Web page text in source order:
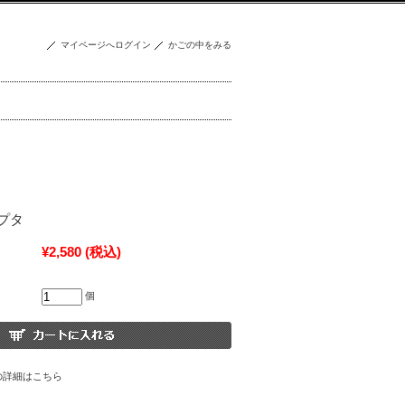
マイページへログイン かごの中をみる
タ
¥2,580 (税込)
個
細はこちら